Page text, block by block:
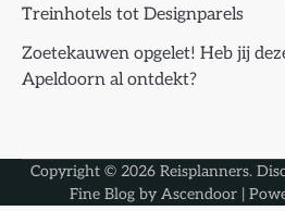
Treinhotels tot Designparels
Zoetekauwen opgelet! Heb jij
Apeldoorn al ontdekt?
Copyright © 2026 Reisplanners.
Fine Blog by Ascendoor |